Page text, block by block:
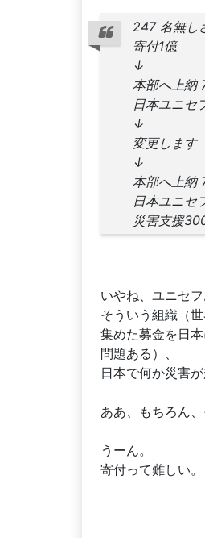
247 名無し
寄付1億
↓
本部へ上納
日本ユニセ
↓
変更します
↓
本部へ上納
日本ユニセ
災害支援
いやね、ユニセ
そういう組織（
集めた募金を日
問題ある）、
日本で何か災害
ああ、もちろん
うーん。
寄付って難しい。